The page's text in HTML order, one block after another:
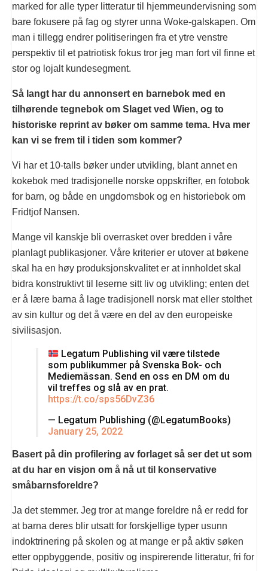
marked for alle typer litteratur til hjemmeundervisning som
bare fokusere på fag og styrer unna Woke-galskapen. Om
man i tillegg endrer politiseringen fra et ytre venstre
perspektiv til et patriotisk fokus tror jeg man fort vil finne et
stor og lojalt kundesegment.
Så langt har du annonsert en barnebok med en
tilhørende tegnebok om Slaget ved Wien, og to
historiske reprint av bøker om samme tema. Hva mer
kan vi se frem til i tiden som kommer?
Vi har et 10-talls bøker under utvikling, blant annet en
kokebok med tradisjonelle norske oppskrifter, en fotobok
for barn, og både en ungdomsbok og en historiebok om
Fridtjof Nansen.
Mange vil kanskje bli overrasket over bredden i våre
planlagt publikasjoner. Våre kriterier er utover at bøkene
skal ha en høy produksjonskvalitet er at innholdet skal
bidra konstruktivt til leserne sitt liv og utvikling; enten det
er å lære barna å lage tradisjonell norsk mat eller stolthet
av sin kultur og det å være en del av den europeiske
sivilisasjon.
Legatum Publishing vil være tilstede
som publikummer på Svenska Bok- och
Mediemässan. Send en oss en DM om du
vil treffes og slå av en prat.
https://t.co/sps56DvZ36
— Legatum Publishing (@LegatumBooks)
January 25, 2022
Basert på din profilering av forlaget så ser det ut som
at du har en visjon om å nå ut til konservative
småbarnsforeldre?
Ja det stemmer. Jeg tror at mange foreldre nå er redd for
at barna deres blir utsatt for forskjellige typer usunn
indoktrinering på skolen og at mange er på aktiv søken
etter oppbyggende, positiv og inspirerende litteratur, fri for